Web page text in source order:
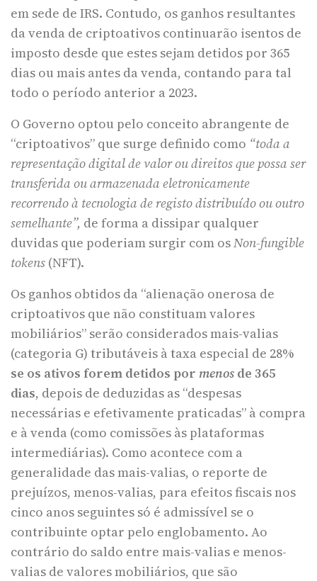
em sede de IRS. Contudo, os ganhos resultantes
da venda de criptoativos continuarão isentos de
imposto desde que estes sejam detidos por 365
dias ou mais antes da venda, contando para tal
todo o período anterior a 2023.
O Governo optou pelo conceito abrangente de
“criptoativos” que surge definido como “toda a
representação digital de valor ou direitos que possa ser
transferida ou armazenada eletronicamente
recorrendo à tecnologia de registo distribuído ou outro
semelhante”, de forma a dissipar qualquer
duvidas que poderiam surgir com osNon-fungible
tokens (NFT).
Os ganhos obtidos da “alienação onerosa de
criptoativos que não constituam valores
mobiliários” serão considerados mais-valias
(categoria G) tributáveis à taxa especial de 28%
se os ativos forem detidos por menos de 365
dias, depois de deduzidas as “despesas
necessárias e efetivamente praticadas” à compra
e à venda (como comissões às plataformas
intermediárias). Como acontece com a
generalidade das mais-valias, o reporte de
prejuízos, menos-valias, para efeitos fiscais nos
cinco anos seguintes só é admissível se o
contribuinte optar pelo englobamento. Ao
contrário do saldo entre mais-valias e menos-
valias de valores mobiliários, que são